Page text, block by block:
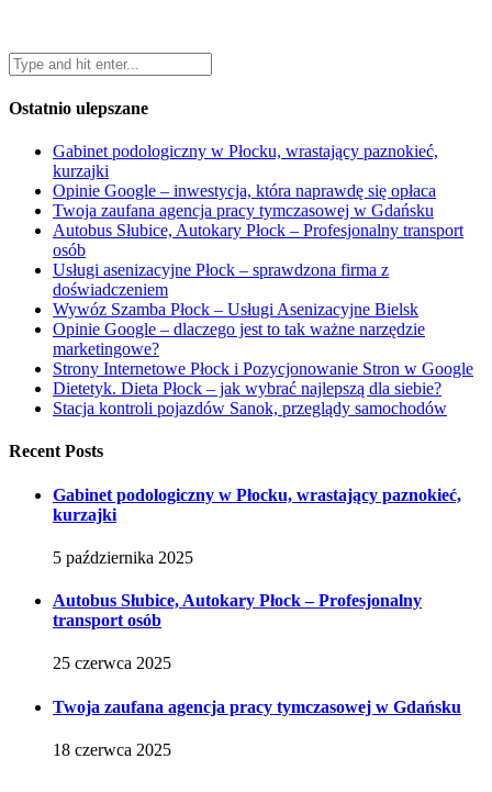
Ostatnio ulepszane
Gabinet podologiczny w Płocku, wrastający paznokieć,
kurzajki
Opinie Google – inwestycja, która naprawdę się opłaca
Twoja zaufana agencja pracy tymczasowej w Gdańsku
Autobus Słubice, Autokary Płock – Profesjonalny transport
osób
Usługi asenizacyjne Płock – sprawdzona firma z
doświadczeniem
Wywóz Szamba Płock – Usługi Asenizacyjne Bielsk
Opinie Google – dlaczego jest to tak ważne narzędzie
marketingowe?
Strony Internetowe Płock i Pozycjonowanie Stron w Google
Dietetyk. Dieta Płock – jak wybrać najlepszą dla siebie?
Stacja kontroli pojazdów Sanok, przeglądy samochodów
Recent Posts
Gabinet podologiczny w Płocku, wrastający paznokieć,
kurzajki
5 października 2025
Autobus Słubice, Autokary Płock – Profesjonalny
transport osób
25 czerwca 2025
Twoja zaufana agencja pracy tymczasowej w Gdańsku
18 czerwca 2025